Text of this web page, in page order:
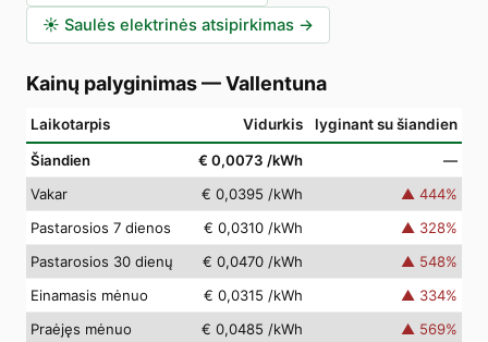
☀️ Saulės elektrinės atsipirkimas →
Kainų palyginimas—Vallentuna
Laikotarpis Vidurkis lyginant su šiandien
Šiandien € 0,0073 /kWh
—
Vakar
€ 0,0395 /kWh ▲ 444%
Pastarosios 7 dienos
€ 0,0310 /kWh ▲ 328%
Pastarosios 30 dienų
€ 0,0470 /kWh ▲ 548%
Einamasis mėnuo
€ 0,0315 /kWh ▲ 334%
Praėjęs mėnuo
€ 0,0485 /kWh ▲ 569%